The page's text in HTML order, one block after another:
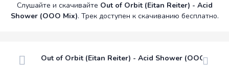
Слушайте и скачивайте Out of Orbit (Eitan Reiter) - Acid
Shower (OOO Mix). Трек доступен к скачиванию бесплатно.
Out of Orbit (Eitan Reiter) - Acid Shower (OOO Mix)